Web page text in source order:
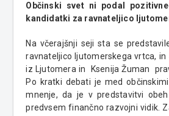
Občinski svet ni podal
kandidatki za ravnateljico
Na včerajšnji seji sta se
ravnateljico ljutomerskega vrtca, in
iz Ljutomera in Ksenija Žuman
Po kratki debati je med
mnenje, da je v predstavitvi obeh
predvsem finančno razvojni vidik.